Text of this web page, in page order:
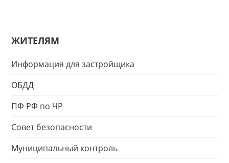
ЖИТЕЛЯМ
Информация для застройщика
ОБДД
ПФ РФ по ЧР
Совет безопасности
Муниципальный контроль